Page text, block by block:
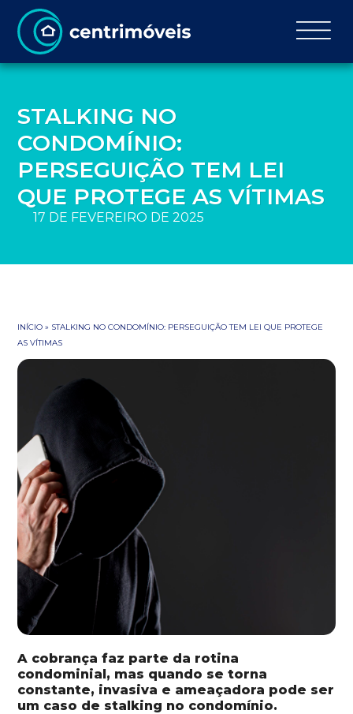
STALKING NO
CONDOMÍNIO:
PERSEGUIÇÃO TEM LEI
QUE PROTEGE AS VÍTIMAS
17 DE FEVEREIRO DE 2025
INÍCIO » STALKING NO CONDOMÍNIO: PERSEGUIÇÃO TEM LEI QUE PROTEGE
AS VÍTIMAS
A cobrança faz parte da rotina
condominial, mas quando se torna
constante, invasiva e ameaçadora pode ser
um caso de stalking no condomínio.